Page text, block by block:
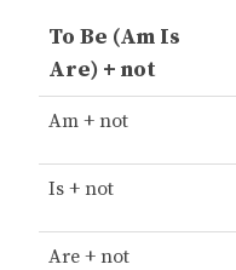
To Be (Am Is
Are) + not
Am + not
Is + not
Are + not